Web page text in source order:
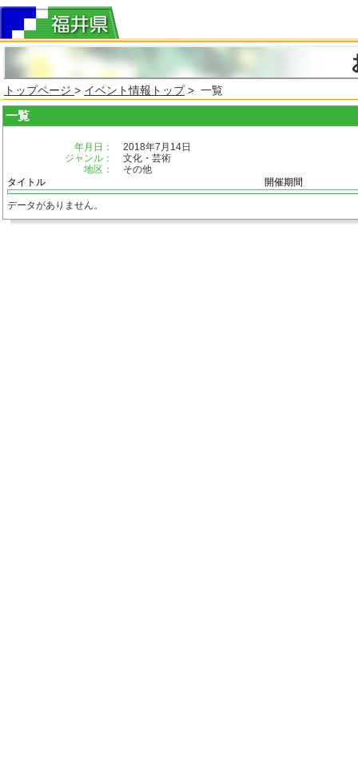
トップページ > イベント情報トップ> 一覧
一覧
年月日：
2018年7月14日
ジャンル：
文化・芸術
地区：
その他
タイトル
開催期間
データがありません。